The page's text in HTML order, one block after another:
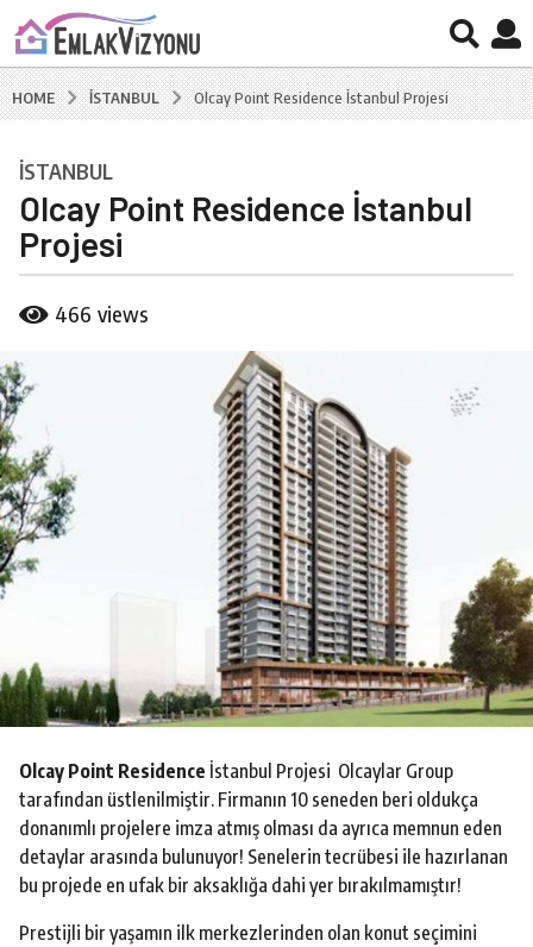
HOME İSTANBUL Olcay Point Residence İstanbul Projesi
7
y
ı
l
g
7
y
ı
l
a
g
o
İSTANBUL
Olcay Point Residence İstanbul
Projesi
y
u
r
a
k
C
a
l
466 views
Olcay Point Residence İstanbul Projesi Olcaylar Group
tarafından üstlenilmiştir. Firmanın 10 seneden beri oldukça
donanımlı projelere imza atmış olması da ayrıca memnun eden
detaylar arasında bulunuyor! Senelerin tecrübesi ile hazırlanan
bu projede en ufak bir aksaklığa dahi yer bırakılmamıştır!
Prestijli bir yaşamın ilk merkezlerinden olan konut seçimini